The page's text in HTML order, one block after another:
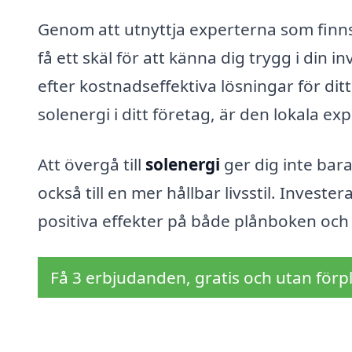
Genom att utnyttja experterna som
få ett skäl för att känna dig trygg i din
efter kostnadseffektiva lösningar för
solenergi i ditt företag, är den lokala
Att övergå till solenergi ger dig inte
också till en mer hållbar livsstil.
positiva effekter på både plånboken
Få 3 erbjudanden, gratis och utan